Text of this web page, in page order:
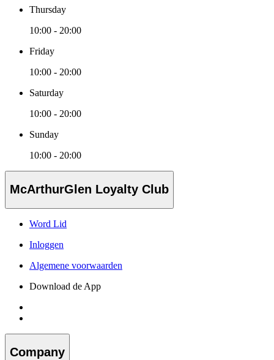
Thursday
10:00 - 20:00
Friday
10:00 - 20:00
Saturday
10:00 - 20:00
Sunday
10:00 - 20:00
McArthurGlen Loyalty Club
Word Lid
Inloggen
Algemene voorwaarden
Download de App
Company